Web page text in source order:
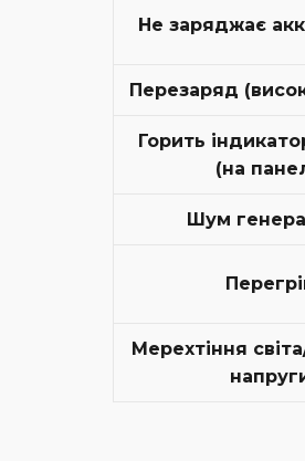
Не заряджає
Перезаряд
Горить
(на
Шум
Мерехтіння